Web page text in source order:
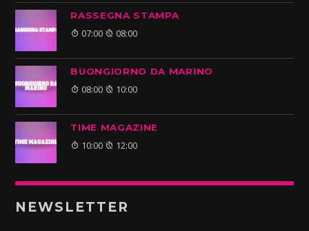
RASSEGNA STAMPA
07:00 08:00
BUONGIORNO DA MARINO
08:00 10:00
TIME MAGAZINE
10:00 12:00
NEWSLETTER